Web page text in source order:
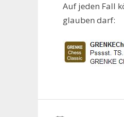
Auf jeden Fall
glauben darf: